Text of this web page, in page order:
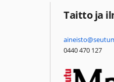
Taitto ja
0440 470 127